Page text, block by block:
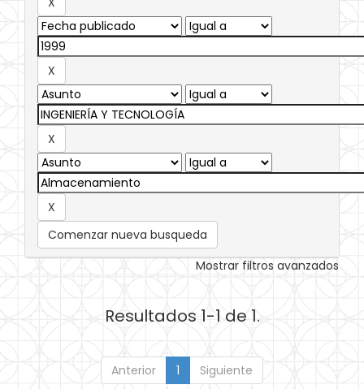
Comenzar nueva busqueda
Mostrar filtros avanzados
Resultados 1-1 de 1.
Anterior 1 Siguiente